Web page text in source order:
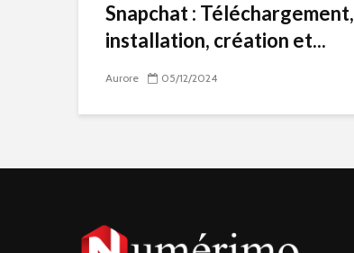
Snapchat : Téléchargement,
installation, création et...
Aurore 05/12/2024